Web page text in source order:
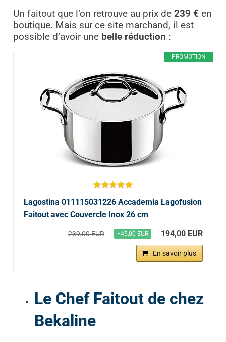
Un faitout que l’on retrouve au prix de 239 € en
boutique. Mais sur ce site marchand, il est
possible d’avoir une belle réduction :
PROMOTION
Lagostina 011115031226 Accademia Lagofusion
Faitout avec Couvercle Inox 26 cm
239,00 EUR −45,00 EUR 194,00 EUR
En savoir plus
Le Chef Faitout de chez
Bekaline